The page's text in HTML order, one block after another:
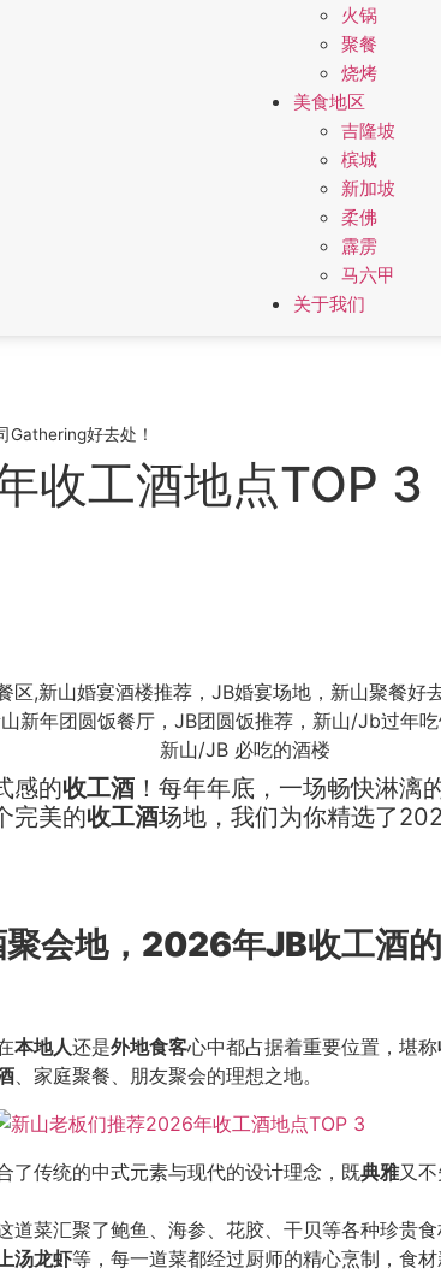
火锅
聚餐
烧烤
美食地区
吉隆坡
槟城
新加坡
柔佛
霹雳
马六甲
关于我们
Gathering好去处！
收工酒地点TOP 3
感的收工酒 ！每年年底，一场畅快淋漓
完美的收工酒场地，我们为你精选了
会地，2026年JB收工酒的
本地人还是外地食客心中都占据着重要位置，堪称
、家庭聚餐、朋友聚会的理想之地。
了传统的中式元素与现代的设计理念，既典雅又不
道菜汇聚了鲍鱼、海参、花胶、干贝等各种珍贵
汤龙虾等，每一道菜都经过厨师的精心烹制，食